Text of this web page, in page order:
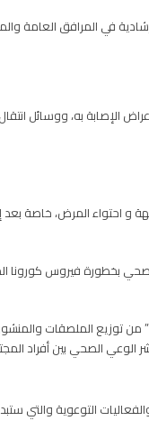
ومواد إرشادية في
الإصابة به، ووسائل
المرض، خاصة بعد
بخطورة فيروس كورونا
من توزيع الملصقات
الصحي بين أفراد المجتمع
التوعوية والتي ستبدأ